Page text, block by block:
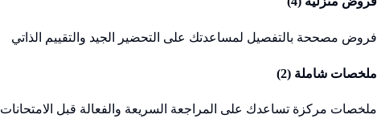
فروض مصححة بالتفصيل لمساعدتك على التحضير الجيد والتقييم الذاتي
ملخصات شاملة (2
)
ملخصات مركزة تساعدك على المراجعة السريعة والفعالة قبل الامتحانات